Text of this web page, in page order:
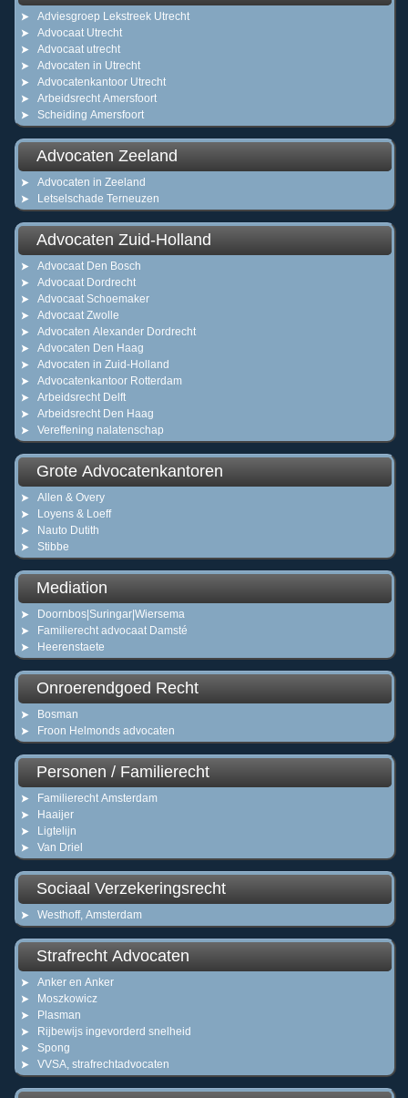
Adviesgroep Lekstreek Utrecht
Advocaat Utrecht
Advocaat utrecht
Advocaten in Utrecht
Advocatenkantoor Utrecht
Arbeidsrecht Amersfoort
Scheiding Amersfoort
Advocaten Zeeland
Advocaten in Zeeland
Letselschade Terneuzen
Advocaten Zuid-Holland
Advocaat Den Bosch
Advocaat Dordrecht
Advocaat Schoemaker
Advocaat Zwolle
Advocaten Alexander Dordrecht
Advocaten Den Haag
Advocaten in Zuid-Holland
Advocatenkantoor Rotterdam
Arbeidsrecht Delft
Arbeidsrecht Den Haag
Vereffening nalatenschap
Grote Advocatenkantoren
Allen & Overy
Loyens & Loeff
Nauto Dutith
Stibbe
Mediation
Doornbos|Suringar|Wiersema
Familierecht advocaat Damsté
Heerenstaete
Onroerendgoed Recht
Bosman
Froon Helmonds advocaten
Personen / Familierecht
Familierecht Amsterdam
Haaijer
Ligtelijn
Van Driel
Sociaal Verzekeringsrecht
Westhoff, Amsterdam
Strafrecht Advocaten
Anker en Anker
Moszkowicz
Plasman
Rijbewijs ingevorderd snelheid
Spong
VVSA, strafrechtadvocaten